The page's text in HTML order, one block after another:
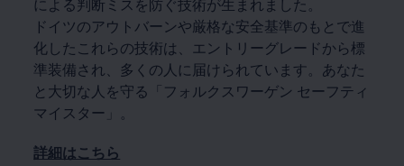
による判断ミスを防ぐ技術が生まれました。
ドイツのアウトバーンや厳格な安全基準のもとで進
化したこれらの技術は、エントリーグレードから標
準装備され、多くの人に届けられています。あなた
と大切な人を守る「フォルクスワーゲン セーフティ
マイスター」。
詳細はこちら